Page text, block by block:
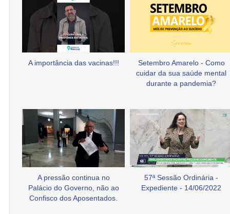
A importância das vacinas!!!
Setembro Amarelo - Como
cuidar da sua saúde mental
durante a pandemia?
A pressão continua no
Palácio do Governo, não ao
Confisco dos Aposentados.
57ª Sessão Ordinária -
Expediente - 14/06/2022